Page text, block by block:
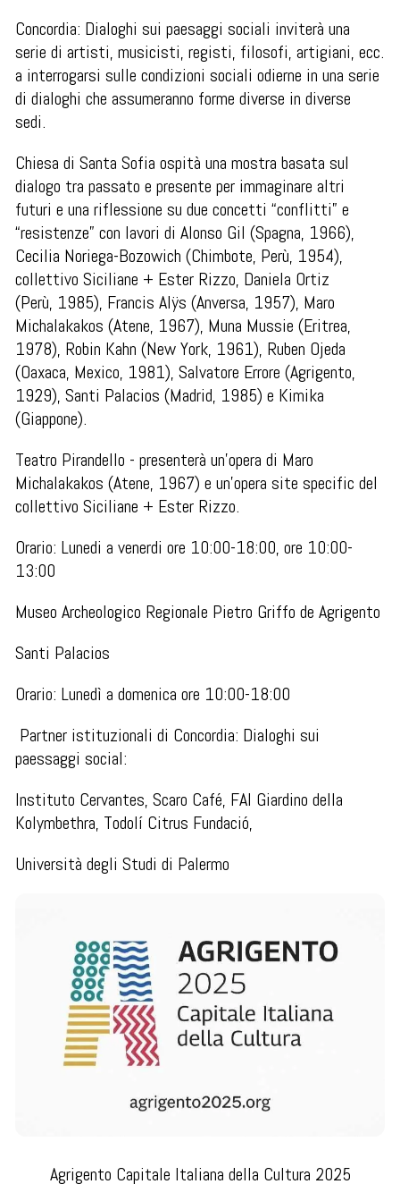
Concordia: Dialoghi sui paesaggi sociali inviterà una
serie di artisti, musicisti, registi, filosofi, artigiani, ecc.
a interrogarsi sulle condizioni sociali odierne in una serie
di dialoghi che assumeranno forme diverse in diverse
sedi.
Chiesa di Santa Sofia ospità una mostra basata sul
dialogo tra passato e presente per immaginare altri
futuri e una riflessione su due concetti “conflitti” e
“resistenze” con lavori di Alonso Gil (Spagna, 1966),
Cecilia Noriega-Bozowich (Chimbote, Perù, 1954),
collettivo Siciliane + Ester Rizzo, Daniela Ortiz
(Perù, 1985), Francis Alÿs (Anversa, 1957), Maro
Michalakakos (Atene, 1967), Muna Mussie (Eritrea,
1978), Robin Kahn (New York, 1961), Ruben Ojeda
(Oaxaca, Mexico, 1981), Salvatore Errore (Agrigento,
1929), Santi Palacios (Madrid, 1985) e Kimika
(Giappone).
Teatro Pirandello - presenterà un'opera di Maro
Michalakakos (Atene, 1967) e un'opera site specific del
collettivo Siciliane + Ester Rizzo.
Orario: Lunedi a venerdi ore 10:00-18:00, ore 10:00-
13:00
Museo Archeologico Regionale Pietro Griffo de Agrigento
Santi Palacios
Orario: Lunedì a domenica ore 10:00-18:00
Partner istituzionali di Concordia: Dialoghi sui
paessaggi social:
Instituto Cervantes, Scaro Café, FAI Giardino della
Kolymbethra, Todolí Citrus Fundació,
Università degli Studi di Palermo
Agrigento Capitale Italiana della Cultura 2025